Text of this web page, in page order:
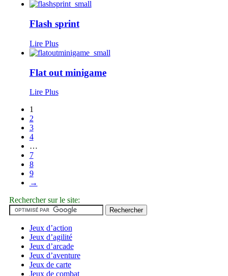
Flash sprint
Lire Plus
Flat out minigame
Lire Plus
1
2
3
4
…
7
8
9
→
Rechercher sur le site:
Jeux d’action
Jeux d’agilité
Jeux d’arcade
Jeux d’aventure
Jeux de carte
Jeux de combat